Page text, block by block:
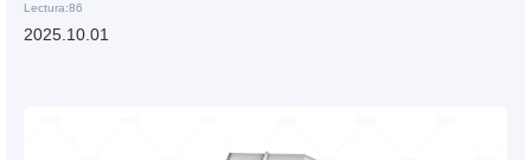
Lectura:86
2025.10.01